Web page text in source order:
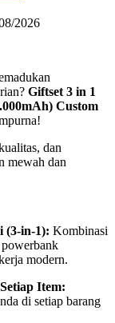
2026
Giftset 3 in 1
Custom
dan
mewah dan
(3-in-1): Kombinasi
modern.
Item:
di setiap barang